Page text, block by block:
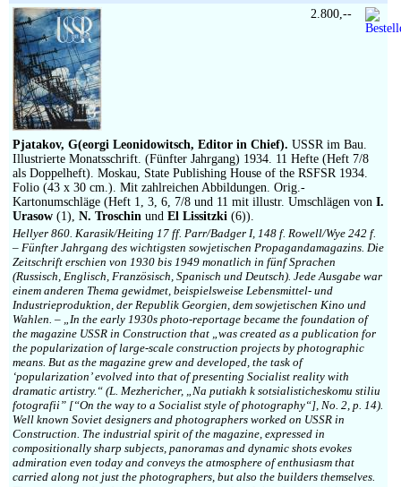
Pjatakov, G(eorgi Leonidowitsch, Editor in Chief). USSR im Bau.
Illustrierte Monatsschrift. (Fünfter Jahrgang) 1934. 11 Hefte (Heft 7/8
als Doppelheft). Moskau, State Publishing House of the RSFSR 1934.
Folio (43 x 30 cm.). Mit zahlreichen Abbildungen. Orig.-
Kartonumschläge (Heft 1, 3, 6, 7/8 und 11 mit illustr. Umschlägen von I.
Urasow (1), N. Troschin und El Lissitzki (6)).
Hellyer 860. Karasik/Heiting 17 ff. Parr/Badger I, 148 f. Rowell/Wye 242 f.
– Fünfter Jahrgang des wichtigsten sowjetischen Propagandamagazins. Die
Zeitschrift erschien von 1930 bis 1949 monatlich in fünf Sprachen
(Russisch, Englisch, Französisch, Spanisch und Deutsch). Jede Ausgabe war
einem anderen Thema gewidmet, beispielsweise Lebensmittel- und
Industrieproduktion, der Republik Georgien, dem sowjetischen Kino und
Wahlen. – „In the early 1930s photo-reportage became the foundation of
the magazine USSR in Construction that „was created as a publication for
the popularization of large-scale construction projects by photographic
means. But as the magazine grew and developed, the task of
‘popularization’ evolved into that of presenting Socialist reality with
dramatic artistry.“ (L. Mezhericher, „Na putiakh k sotsialisticheskomu stiliu
fotografii” [“On the way to a Socialist style of photography“], No. 2, p. 14).
Well known Soviet designers and photographers worked on USSR in
Construction. The industrial spirit of the magazine, expressed in
compositionally sharp subjects, panoramas and dynamic shots evokes
admiration even today and conveys the atmosphere of enthusiasm that
carried along not just the photographers, but also the builders themselves.
2.800,--